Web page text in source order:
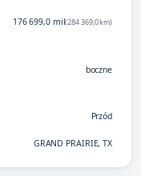
176 699,0 mil(284 369,0 km)
boczne
Przód
GRAND PRAIRIE, TX